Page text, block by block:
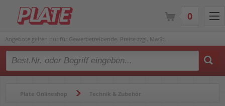
Angebote gelten nur für Gewerbetreibende. Preise zzgl. MwSt.
Type 2 or more characters for results.
Plate Onlineshop Technik & Zubehör
0